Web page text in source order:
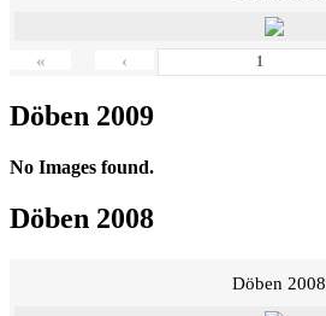
« ‹
Döben 2009
No Images found.
Döben 2008
Döben 2008